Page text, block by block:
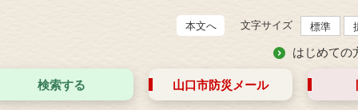
本文へ 文字サイズ 標準
はじめての
検索する 山口市防災 メール